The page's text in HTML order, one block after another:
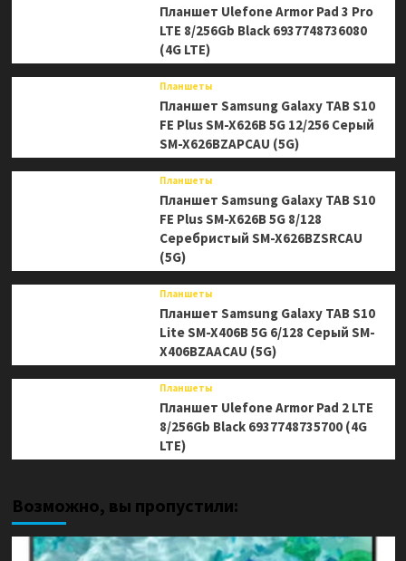
Планшет Ulefone Armor Pad 3 Pro
LTE 8/256Gb Black 6937748736080
(4G LTE)
Планшеты
Планшет Samsung Galaxy TAB S10
FE Plus SM-X626B 5G 12/256 Серый
SM-X626BZAPCAU (5G)
Планшеты
Планшет Samsung Galaxy TAB S10
FE Plus SM-X626B 5G 8/128
Серебристый SM-X626BZSRCAU
(5G)
Планшеты
Планшет Samsung Galaxy TAB S10
Lite SM-X406B 5G 6/128 Серый SM-
X406BZAACAU (5G)
Планшеты
Планшет Ulefone Armor Pad 2 LTE
8/256Gb Black 6937748735700 (4G
LTE)
Возможно, вы пропустили: